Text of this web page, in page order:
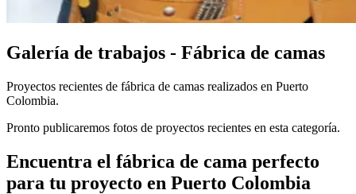
Galería de trabajos - Fábrica de camas
Proyectos recientes de fábrica de camas realizados en Puerto
Colombia.
Pronto publicaremos fotos de proyectos recientes en esta categoría.
Encuentra el fábrica de cama perfecto
para tu proyecto en Puerto Colombia